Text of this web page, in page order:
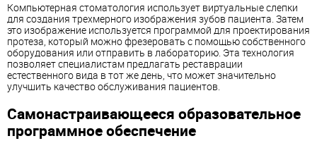
Компьютерная стоматология использует виртуальные слепки
для создания трехмерного изображения зубов пациента. Затем
это изображение используется программой для проектирования
протеза, который можно фрезеровать с помощью собственного
оборудования или отправить в лабораторию. Эта технология
позволяет специалистам предлагать реставрации
естественного вида в тот же день, что может значительно
улучшить качество обслуживания пациентов.
Самонастраивающееся образовательное
программное обеспечение